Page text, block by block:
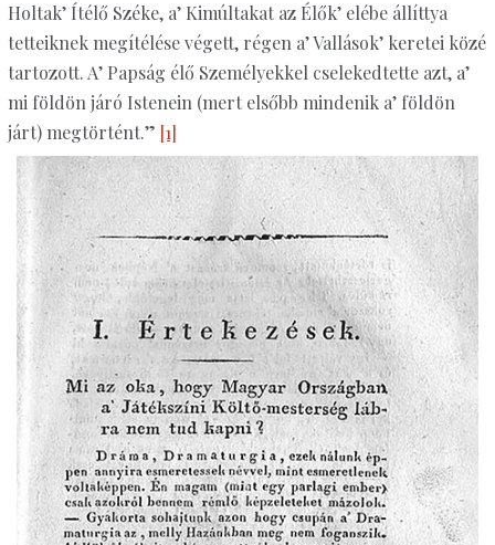
Holtak’ Ítélő Széke, a’ Kimúltakat az Élők’ elébe állíttya
tetteiknek megítélése végett, régen a’ Vallások’ keretei közé
tartozott. A’ Papság élő Személyekkel cselekedtette azt, a’
mi földön járó Istenein (mert elsőbb mindenik a’ földön
járt) megtörtént.” [1]